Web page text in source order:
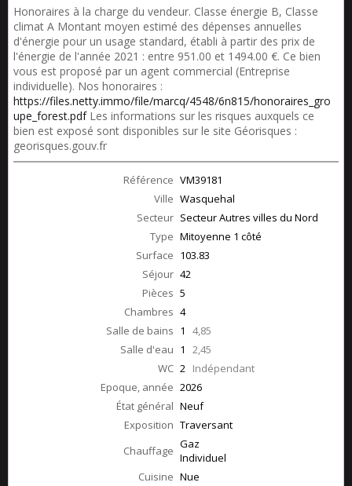
Honoraires à la charge du vendeur. Classe énergie B, Classe
climat A Montant moyen estimé des dépenses annuelles
d'énergie pour un usage standard, établi à partir des prix de
l'énergie de l'année 2021 : entre 951.00 et 1494.00 €. Ce bien
vous est proposé par un agent commercial (Entreprise
individuelle). Nos honoraires :
https://files.netty.immo/file/marcq/4548/6n815/honoraires_gro
upe_forest.pdfLes informations sur les risques auxquels ce
bien est exposé sont disponibles sur le site Géorisques :
georisques.gouv.fr
Référence VM39181
Ville Wasquehal
Secteur Secteur Autres villes du Nord
Type Mitoyenne 1 côté
Surface 103.83
Séjour 42
Pièces 5
Chambres 4
Salle de bains 1 4,85
Salle d'eau 1 2,45
WC 2 Indépendant
Epoque, année 2026
État général Neuf
Exposition Traversant
Chauffage Gaz
Individuel
Cuisine Nue